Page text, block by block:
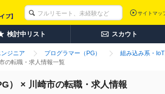
サイトマッ
検討中リスト スカウト
ジニア プログラマー（PG） 組み込み系・IoT
の転職・求人情報一覧
） × 川崎市の転職・求人情報